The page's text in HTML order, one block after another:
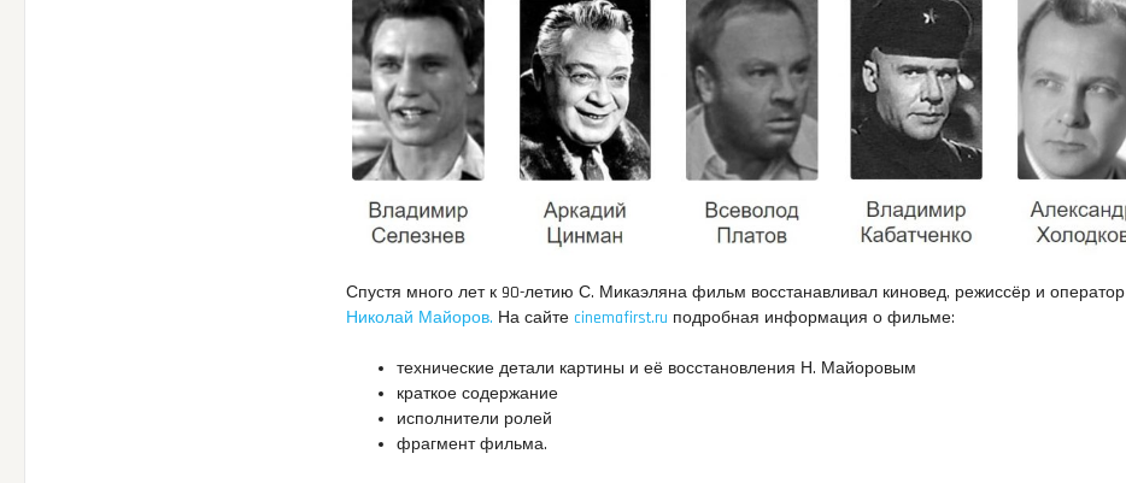
Спустя много лет к 90-летию С. Микаэляна фильм восстанавливал киновед, режиссёр и оператор
Николай Майоров. На сайте cinemafirst.ru подробная информация о фильме:
технические детали картины и её восстановления Н. Майоровым
краткое содержание
исполнители ролей
фрагмент фильма.